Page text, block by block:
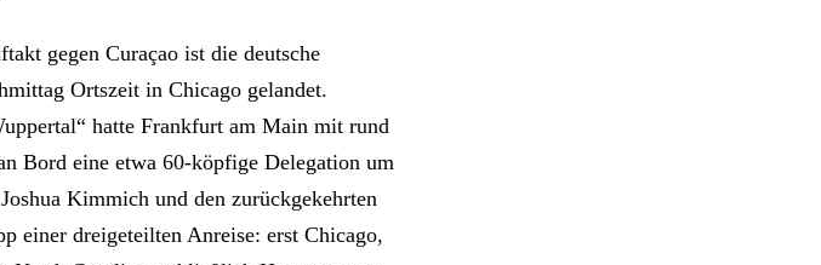
gegen Curaçao ist die deutsche
Ortszeit in Chicago gelandet.
hatte Frankfurt am Main mit rund
Bord eine etwa 60-köpfige Delegation um
Kimmich und den zurückgekehrten
einer dreigeteilten Anreise: erst Chicago,